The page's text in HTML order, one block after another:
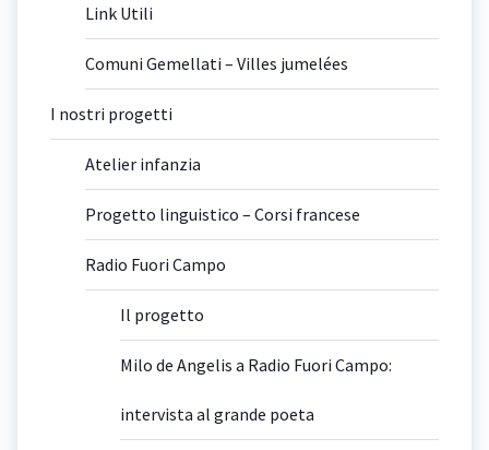
Link Utili
Comuni Gemellati – Villes jumelées
I nostri progetti
Atelier infanzia
Progetto linguistico – Corsi francese
Radio Fuori Campo
Il progetto
Milo de Angelis a Radio Fuori Campo:
intervista al grande poeta